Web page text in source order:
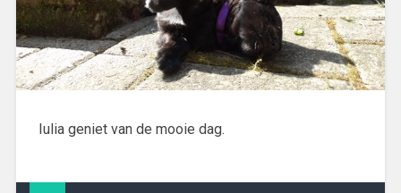
Iulia geniet van de mooie dag.